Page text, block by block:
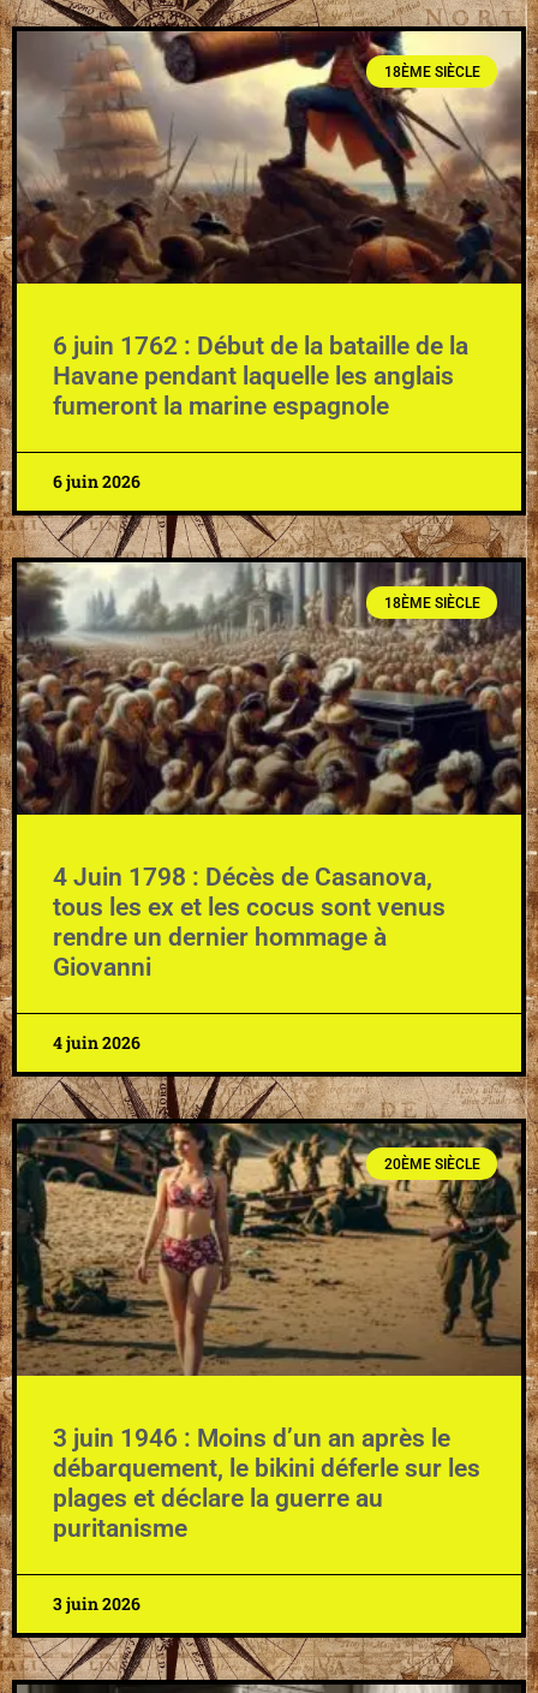
18ÈME SIÈCLE
6 juin 1762 : Début de la bataille de la
Havane pendant laquelle les anglais
fumeront la marine espagnole
6 juin 2026
18ÈME SIÈCLE
4 Juin 1798 : Décès de Casanova,
tous les ex et les cocus sont venus
rendre un dernier hommage à
Giovanni
4 juin 2026
20ÈME SIÈCLE
3 juin 1946 : Moins d’un an après le
débarquement, le bikini déferle sur les
plages et déclare la guerre au
puritanisme
3 juin 2026